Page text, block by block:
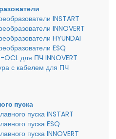
INSTART
INNOVERT
HYUNDAI
ESQ
для ПЧ INNOVERT
с кабелем для ПЧ
пуска
пуска INSTART
пуска ESQ
пуска INNOVERT